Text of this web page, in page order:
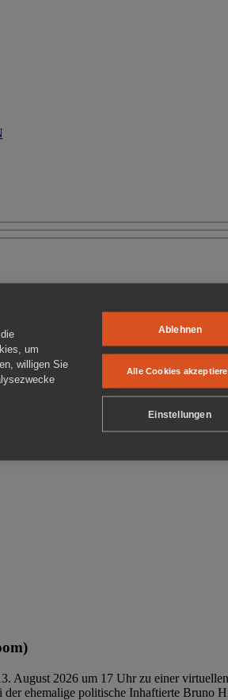
August 2026 um 17 Uhr zu einer
ehemalige politische Inhaftierte Bruno
um
willigen Sie
Ablehnen
Alle Cookies
Einstellungen